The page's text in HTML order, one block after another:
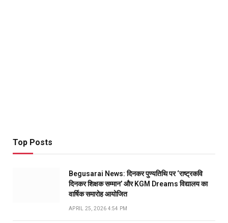
Top Posts
Begusarai News: दिनकर पुण्यतिथि पर ‘राष्ट्रकवि
दिनकर शिक्षक सम्मान’ और KGM Dreams विद्यालय का
वार्षिक समारोह आयोजित
APRIL 25, 2026 4:54 PM